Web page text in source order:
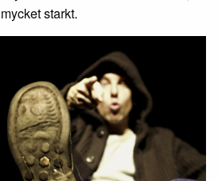
mycket starkt.